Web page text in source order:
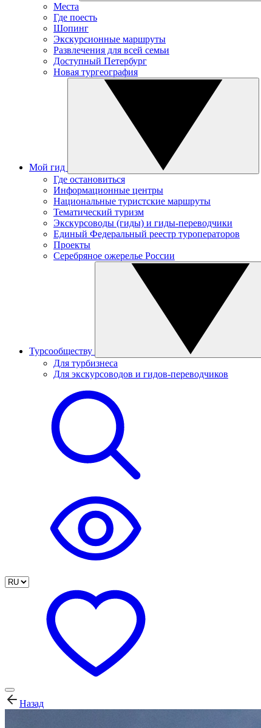
Места
Где поесть
Шопинг
Экскурсионные маршруты
Развлечения для всей семьи
Доступный Петербург
Новая тургеография
Мой гид
Где остановиться
Информационные центры
Национальные туристские маршруты
Тематический туризм
Экскурсоводы (гиды) и гиды-переводчики
Единый Федеральный реестр туроператоров
Проекты
Серебряное ожерелье России
Турсообществу
Для турбизнеса
Для экскурсоводов и гидов-переводчиков
Назад